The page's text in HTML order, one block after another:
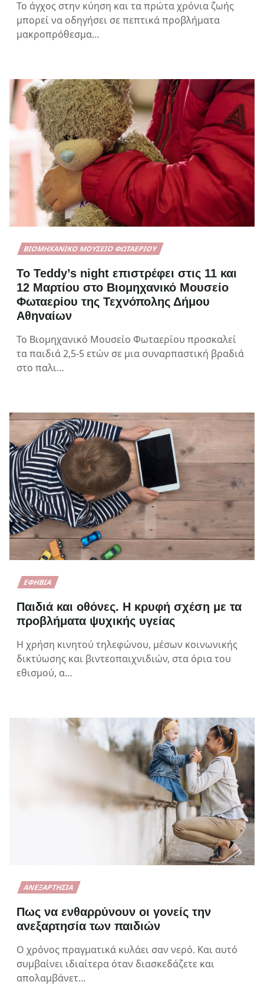
Το άγχος στην κύηση και τα πρώτα χρόνια ζωής
μπορεί να οδηγήσει σε πεπτικά προβλήματα
μακροπρόθεσμα…
ΒΙΟΜΗΧΑΝΙΚΌ ΜΟΥΣΕΊΟ ΦΩΤΑΕΡΊΟΥ
Το Teddy’s night επιστρέφει στις 11 και
12 Μαρτίου στο Βιομηχανικό Μουσείο
Φωταερίου της Τεχνόπολης Δήμου
Αθηναίων
Το Βιομηχανικό Μουσείο Φωταερίου προσκαλεί
τα παιδιά 2,5-5 ετών σε μια συναρπαστική βραδιά
στο παλι…
ΕΦΗΒΊΑ
Παιδιά και οθόνες. Η κρυφή σχέση με τα
προβλήματα ψυχικής υγείας
Η χρήση κινητού τηλεφώνου, μέσων κοινωνικής
δικτύωσης και βιντεοπαιχνιδιών, στα όρια του
εθισμού, α…
ΑΝΕΞΑΡΤΗΣΊΑ
Πως να ενθαρρύνουν οι γονείς την
ανεξαρτησία των παιδιών
Ο χρόνος πραγματικά κυλάει σαν νερό. Και αυτό
συμβαίνει ιδιαίτερα όταν διασκεδάζετε και
απολαμβάνετ…